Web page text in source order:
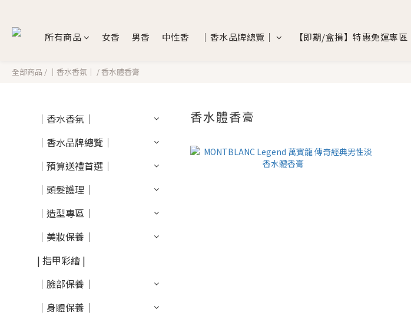
所有商品 女香 男香 中性香 ｜香水品牌總覽｜ 【即期/盒損】特惠免運專區
全部商品 / ｜香水香氛｜ / 香水體香膏
｜香水香氛｜
｜香水品牌總覽｜
｜預算送禮首選｜
｜頭髮護理｜
｜造型專區｜
｜美妝保養｜
| 指甲彩繪 |
｜臉部保養｜
｜身體保養｜
香水體香膏